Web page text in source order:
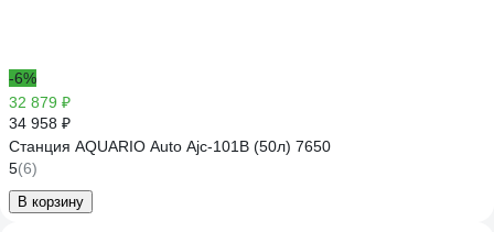
-6%
32 879 ₽
34 958 ₽
Станция AQUARIO Auto Ajc-101B (50л) 7650
5(6)
В корзину